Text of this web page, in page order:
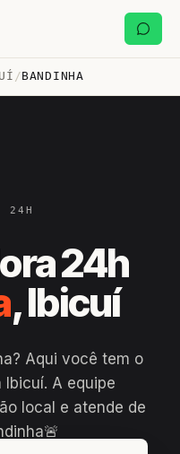
/BANDINHA
24H
24h
, Ibicuí
Aqui você tem o
A equipe
local e atende de